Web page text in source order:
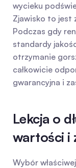
wycieku
Zjawisko to jest
Podczas gdy
standardy
otrzymanie
całkowicie
gwarancyjna i
Lekcja o
wartości i
Wybór